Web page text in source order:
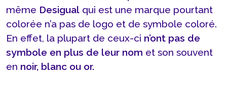
même Desigual qui est une marque pourtant
colorée n’a pas de logo et de symbole coloré.
En effet, la plupart de ceux-ci n’ont pas de
symbole en plus de leur nom et son souvent
en noir, blanc ou or.